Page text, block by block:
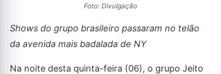
Foto: Divulgação
Shows do grupo brasileiro passaram no telão
da avenida mais badalada de NY
Na noite desta quinta-feira (06), o grupo Jeito